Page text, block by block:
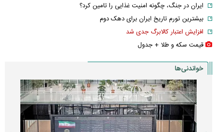
ایران در جنگ، چگونه امنیت غذایی را تامین کرد؟
بیشترین تورم تاریخ ایران برای دهک دوم
افزایش اعتبار کالابرگ جدی شد
قیمت سکه و طلا + جدول
خواندنی‌ها